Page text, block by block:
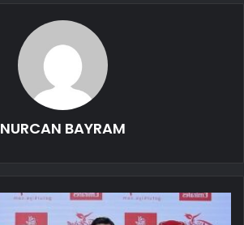
NURCAN BAYRAM